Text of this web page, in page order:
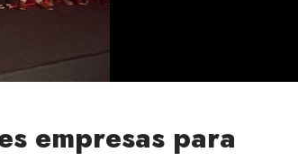
empresas para